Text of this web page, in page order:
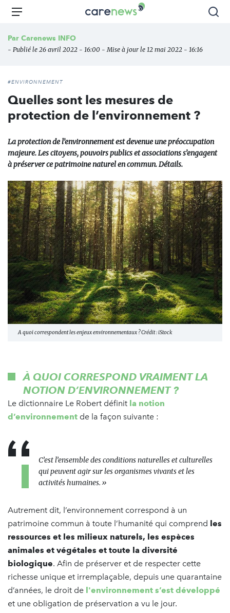
Aller
principal
Carenews,
des
Menu
Par Carenews INFO
- Publié le 26 avril 2022 - 16:00 - Mise à jour le 12 mai 2022 - 16:16
#ENVIRONNEMENT
Quelles sont les mesures de
protection de l’environnement ?
La protection de l’environnement est devenue une préoccupation
majeure. Les citoyens, pouvoirs publics et associations s’engagent
à préserver ce patrimoine naturel en commun. Détails.
A quoi correspondent les enjeux environnementaux ? Crédit : iStock
À QUOI CORRESPOND VRAIMENT LA
NOTION D’ENVIRONNEMENT ?
Le dictionnaire Le Robert définit la notion
d’environnement de la façon suivante :
C’est l’e​nsemble des conditions naturelles et culturelles
qui peuvent agir sur les organismes vivants et les
activités humaines. »
Autrement dit, l’environnement correspond à un
patrimoine commun à toute l’humanité qui comprend les
ressources et les milieux naturels, les espèces
animales et végétales et toute la diversité
biologique. Afin de préserver et de respecter cette
richesse unique et irremplaçable, depuis une quarantaine
d’années, le droit de l'environnement s’est développé
et une obligation de préservation a vu le jour.